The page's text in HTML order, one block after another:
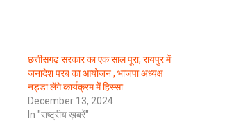
छत्तीसगढ़ सरकार का एक साल पूरा, रायपुर में
जनादेश परब का आयोजन , भाजपा अध्यक्ष
नड्डा लेंगे कार्यक्रम में हिस्सा
December 13, 2024
In "राष्ट्रीय ख़बरें"